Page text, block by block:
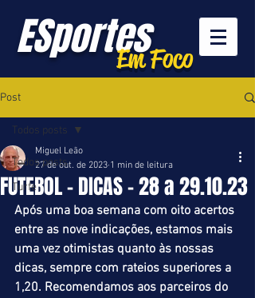
ESportesEm Foco
Post
Todos posts
Turfe
Todos posts
FUTEBOL – DICAS – 28 a 29.10.23
Miguel Leão
27 de out. de 2023 1 min de leitura
Após uma boa semana com oito acertos
entre as nove indicações, estamos mais
uma vez otimistas quanto às nossas
dicas, sempre com rateios superiores a
1,20. Recomendamos aos parceiros do